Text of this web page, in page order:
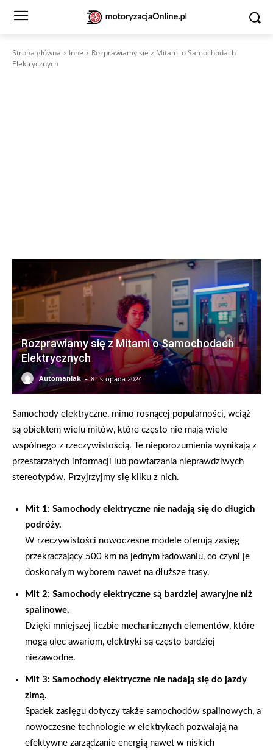
Strona główna Inne
Rozprawiamy się z Mitami o Samochodach
Elektrycznych
Rozprawiamy się z Mitami o Samochodach
Elektrycznych
Automaniak - 8 listopada 2024
Samochody elektryczne, mimo rosnącej popularności, wciąż
są obiektem wielu mitów, które często nie mają wiele
wspólnego z rzeczywistością. Te nieporozumienia wynikają z
przestarzałych informacji lub powtarzania nieprawdziwych
stereotypów. Przyjrzyjmy się kilku z nich.
Mit 1: Samochody elektryczne nie nadają się do długich
podróży.
W rzeczywistości nowoczesne modele oferują zasięg
przekraczający 500 km na jednym ładowaniu, co czyni je
doskonałym wyborem nawet na dłuższe trasy.
Mit 2: Samochody elektryczne są bardziej awaryjne niż
spalinowe.
Dzięki mniejszej liczbie mechanicznych elementów, które
mogą ulec awariom, elektryki są często bardziej
niezawodne.
Mit 3: Samochody elektryczne nie nadają się do jazdy
zimą.
Spadek zasięgu dotyczy także samochodów spalinowych, a
nowoczesne technologie w elektrykach pozwalają na
efektywne zarządzanie energią nawet w niskich